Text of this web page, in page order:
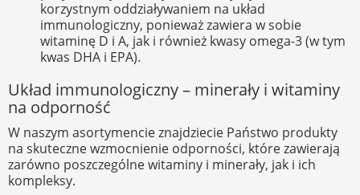
korzystnym oddziaływaniem na układ
immunologiczny, ponieważ zawiera w sobie
witaminę D i A, jak i również kwasy omega-3 (w tym
kwas DHA i EPA).
Układ immunologiczny – minerały i witaminy
na odporność
W naszym asortymencie znajdziecie Państwo produkty
na skuteczne wzmocnienie odporności, które zawierają
zarówno poszczególne witaminy i minerały, jak i ich
kompleksy.